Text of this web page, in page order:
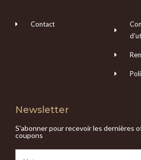
Contact
Newsletter
S'abonner pour recevoir les dernières
coupons